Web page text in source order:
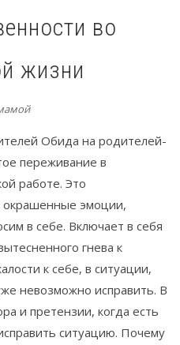
во
жизни
Обида на родителей-
переживание в
работе. Это
окрашенные эмоции,
в себе. Включает в себя
гнева к
к себе, в ситуации,
невозможно исправить. В
и претензии, когда есть
ситуацию. Почему